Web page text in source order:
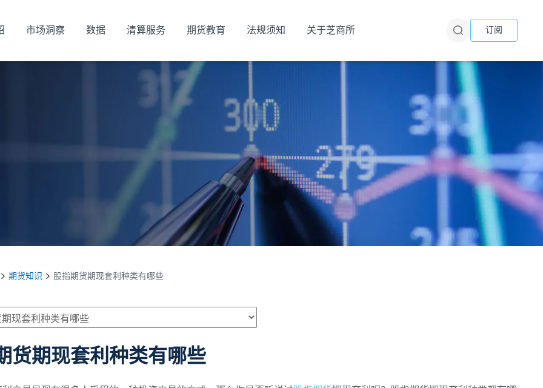
市场洞察 数据 清算服务 期货教育 法规须知 关于芝商所 订阅
期货知识 股指期货期现套利种类有哪些
货期现套利种类有哪些